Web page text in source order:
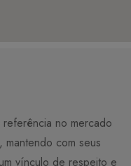
no mercado
com seus
vínculo de respeito e